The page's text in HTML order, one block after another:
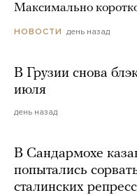
Максимально
НОВОСТИ день назад
В Грузии снова
июля
день назад
В Сандармохе
попытались
сталинских